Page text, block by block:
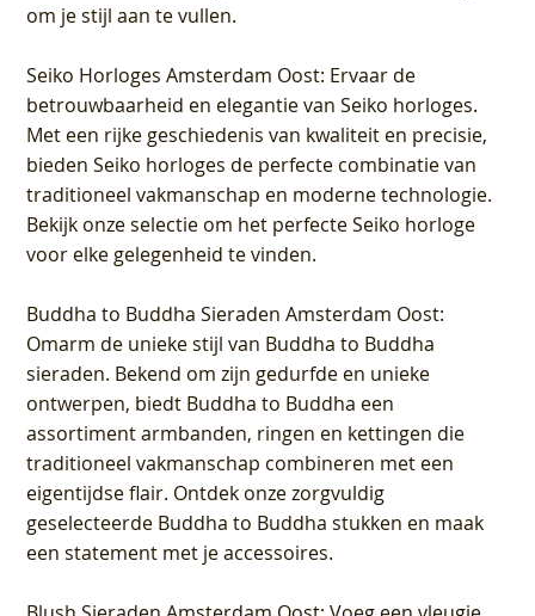
om je stijl aan te vullen.
Seiko Horloges Amsterdam Oost: Ervaar de
betrouwbaarheid en elegantie van Seiko horloges.
Met een rijke geschiedenis van kwaliteit en precisie,
bieden Seiko horloges de perfecte combinatie van
traditioneel vakmanschap en moderne technologie.
Bekijk onze selectie om het perfecte Seiko horloge
voor elke gelegenheid te vinden.
Buddha to Buddha Sieraden Amsterdam Oost:
Omarm de unieke stijl van Buddha to Buddha
sieraden. Bekend om zijn gedurfde en unieke
ontwerpen, biedt Buddha to Buddha een
assortiment armbanden, ringen en kettingen die
traditioneel vakmanschap combineren met een
eigentijdse flair. Ontdek onze zorgvuldig
geselecteerde Buddha to Buddha stukken en maak
een statement met je accessoires.